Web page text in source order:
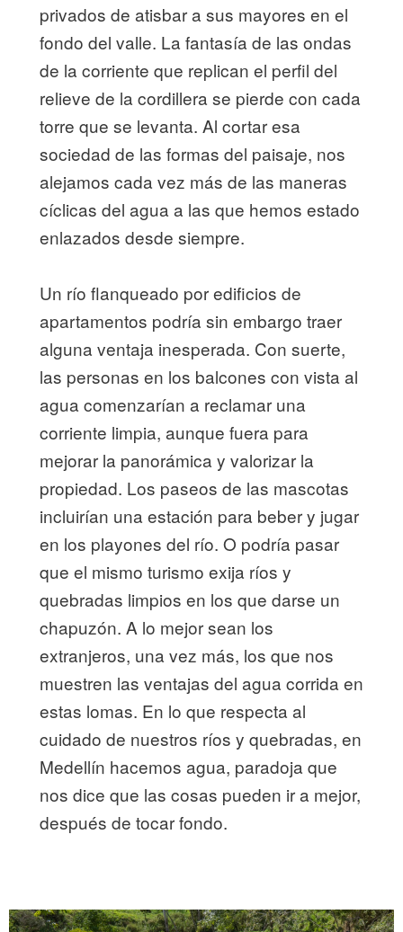
privados de atisbar a sus mayores en el
fondo del valle. La fantasía de las ondas
de la corriente que replican el perfil del
relieve de la cordillera se pierde con cada
torre que se levanta. Al cortar esa
sociedad de las formas del paisaje, nos
alejamos cada vez más de las maneras
cíclicas del agua a las que hemos estado
enlazados desde siempre.
Un río flanqueado por edificios de
apartamentos podría sin embargo traer
alguna ventaja inesperada. Con suerte,
las personas en los balcones con vista al
agua comenzarían a reclamar una
corriente limpia, aunque fuera para
mejorar la panorámica y valorizar la
propiedad. Los paseos de las mascotas
incluirían una estación para beber y jugar
en los playones del río. O podría pasar
que el mismo turismo exija ríos y
quebradas limpios en los que darse un
chapuzón. A lo mejor sean los
extranjeros, una vez más, los que nos
muestren las ventajas del agua corrida en
estas lomas. En lo que respecta al
cuidado de nuestros ríos y quebradas, en
Medellín hacemos agua, paradoja que
nos dice que las cosas pueden ir a mejor,
después de tocar fondo.